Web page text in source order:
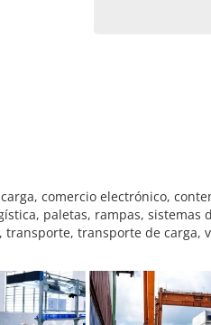
comercio electrónico,
paletas, rampas, sistemas
transporte de carga,